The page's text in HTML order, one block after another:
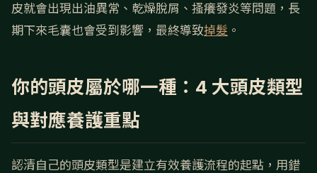
皮就會出現出油異常、乾燥脫屑、搔癢發炎等問題，長
期下來毛囊也會受到影響，最終導致掉髮 。
你的頭皮屬於哪一種：4 大頭皮類型
與對應養護重點
認清自己的頭皮類型是建立有效養護流程的起點，用錯